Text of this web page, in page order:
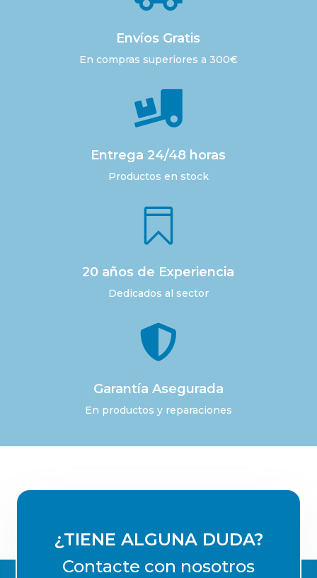
Envíos Gratis
En compras superiores a 300€

Entrega 24/48 horas
Productos en stock

20 años de Experiencia
Dedicados al sector

Garantía Asegurada
En productos y reparaciones
¿TIENE ALGUNA DUDA?
Contacte con nosotros